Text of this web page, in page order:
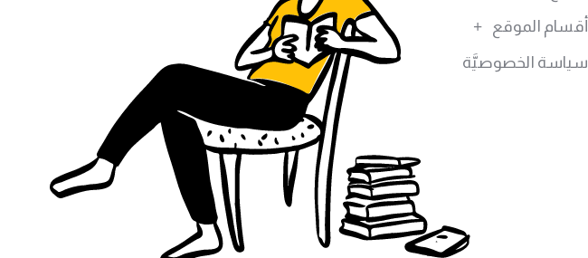
أقسام الموقع
سياسة الخصوصيَّة